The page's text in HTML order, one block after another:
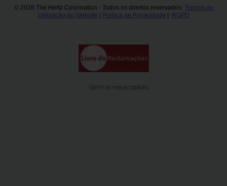
© 2026 The Hertz Corporation - Todos os direitos reservados. Termos de
Utilização do Website
Política de Privacidade RGPD
Gerir os meus cookies